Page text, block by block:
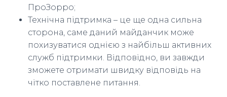
ПроЗорро;
Технічна підтримка – це ще одна сильна
сторона, саме даний майданчик може
похизуватися однією з найбільш активних
служб підтримки. Відповідно, ви завжди
зможете отримати швидку відповідь на
чітко поставлене питання.